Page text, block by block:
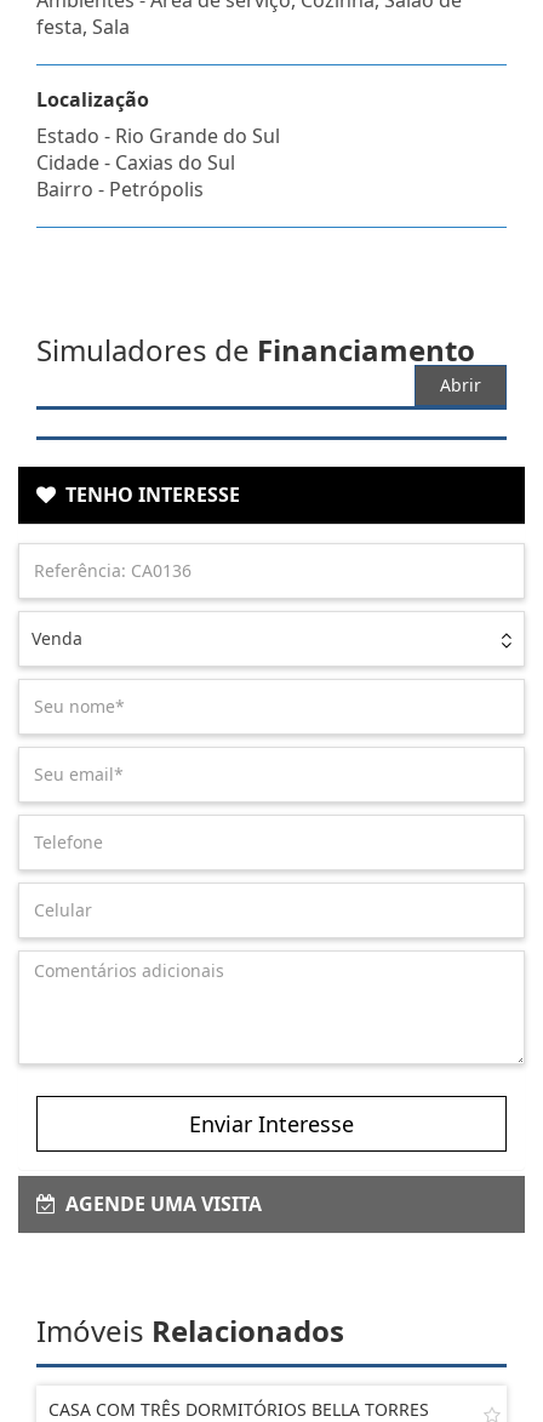
festa, Sala
Localização
Estado - Rio Grande do Sul
Cidade - Caxias do Sul
Bairro - Petrópolis
Simuladores de Financiamento
Abrir
TENHO INTERESSE
Venda
Enviar Interesse
AGENDE UMA VISITA
Imóveis Relacionados
CASA COM TRÊS DORMITÓRIOS BELLA TORRES